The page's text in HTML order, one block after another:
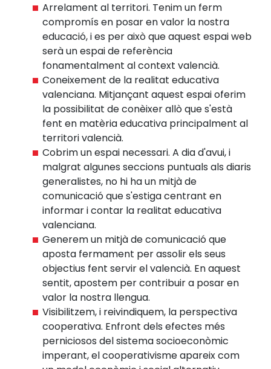
Arrelament al territori. Tenim un ferm
compromís en posar en valor la nostra
educació, i es per això que aquest espai web
serà un espai de referència
fonamentalment al context valencià.
Coneixement de la realitat educativa
valenciana. Mitjançant aquest espai oferim
la possibilitat de conèixer allò que s'està
fent en matèria educativa principalment al
territori valencià.
Cobrim un espai necessari. A dia d'avui, i
malgrat algunes seccions puntuals als diaris
generalistes, no hi ha un mitjà de
comunicació que s'estiga centrant en
informar i contar la realitat educativa
valenciana.
Generem un mitjà de comunicació que
aposta fermament per assolir els seus
objectius fent servir el valencià. En aquest
sentit, apostem per contribuir a posar en
valor la nostra llengua.
Visibilitzem, i reivindiquem, la perspectiva
cooperativa. Enfront dels efectes més
perniciosos del sistema socioeconòmic
imperant, el cooperativisme apareix com